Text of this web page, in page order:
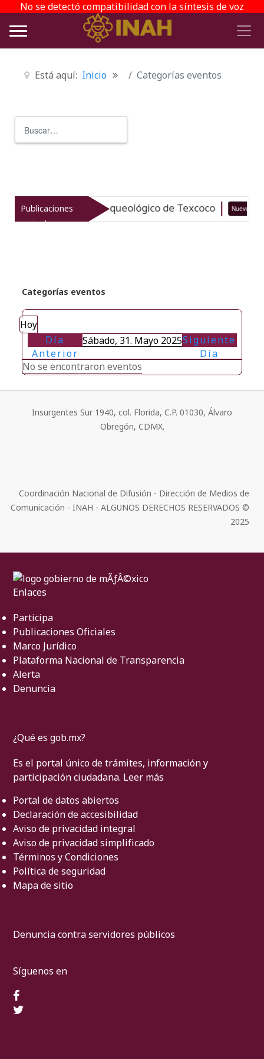
No se detectó compatibilidad con la síntesis de voz
Está aquí: Inicio Categorías eventos
Publicaciones
recientes
el patrimonio arqueológico de Texcoco Nuevo
Categorías eventos
Hoy
Día
Anterior
Sábado, 31. Mayo 2025Siguiente
Día
No se encontraron eventos
Insurgentes Sur 1940, col. Florida, C.P. 01030, Álvaro
Obregón, CDMX.
Coordinación Nacional de Difusión - Dirección de Medios de
Comunicación - INAH - ALGUNOS DERECHOS RESERVADOS ©
2025
Enlaces
Participa
Publicaciones Oficiales
Marco Jurídico
Plataforma Nacional de Transparencia
Alerta
Denuncia
¿Qué es gob.mx?
Es el portal único de trámites, información y
participación ciudadana. Leer más
Portal de datos abiertos
Declaración de accesibilidad
Aviso de privacidad integral
Aviso de privacidad simplificado
Términos y Condiciones
Política de seguridad
Mapa de sitio
Denuncia contra servidores públicos
Síguenos en